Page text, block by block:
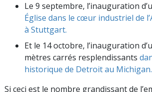
Le 9 septembre, l’inauguration
Église dans le cœur industriel de
à Stuttgart.
Et le 14 octobre, l’inauguration
mètres carrés resplendissants
historique de Detroit au Michigan.
Si ceci est le nombre grandissant de